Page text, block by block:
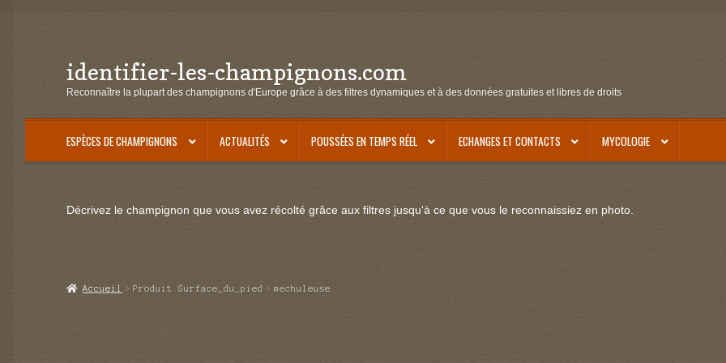
Aller
à
navigation
Aller
au
identifier-les-champignons.com
Reconnaître la plupart des champignons d'Europe grâce à des filtres dynamiques et à des données gratuites et libres de droits
ESPÈCES DE CHAMPIGNONS ACTUALITÉS POUSSÉES EN TEMPS RÉEL ECHANGES ET CONTACTS MYCOLOGIE
Décrivez le champignon que vous avez récolté grâce aux filtres jusqu'à ce que vous le reconnaissiez en photo.
Accueil Produit Surface_du_pied mechuleuse